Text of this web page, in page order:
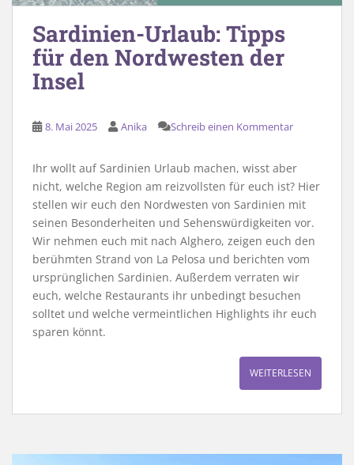
Sardinien-Urlaub: Tipps
für den Nordwesten der
Insel
8. Mai 2025 Anika Schreib einen Kommentar
Ihr wollt auf Sardinien Urlaub machen, wisst aber
nicht, welche Region am reizvollsten für euch ist? Hier
stellen wir euch den Nordwesten von Sardinien mit
seinen Besonderheiten und Sehenswürdigkeiten vor.
Wir nehmen euch mit nach Alghero, zeigen euch den
berühmten Strand von La Pelosa und berichten vom
ursprünglichen Sardinien. Außerdem verraten wir
euch, welche Restaurants ihr unbedingt besuchen
solltet und welche vermeintlichen Highlights ihr euch
sparen könnt.
WEITERLESEN